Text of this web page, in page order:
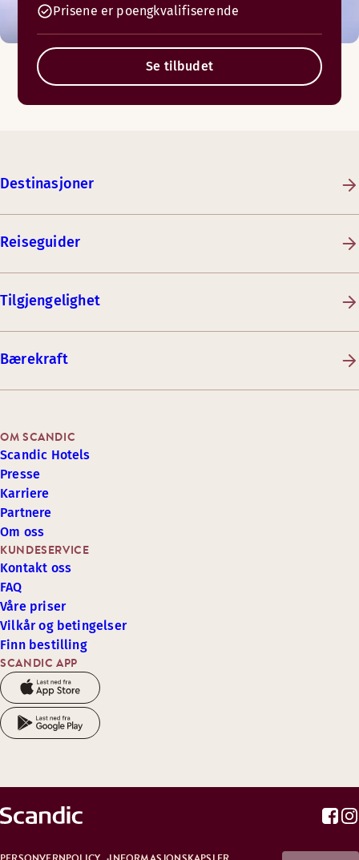
Prisene er poengkvalifiserende
Se tilbudet
Destinasjoner
Reiseguider
Tilgjengelighet
Bærekraft
SCANDIC APP
KUNDESERVICE
Kontakt oss
FAQ
Våre priser
Vilkår og betingelser
Finn bestilling
OM SCANDIC
Scandic Hotels
Presse
Karriere
Partnere
Om oss